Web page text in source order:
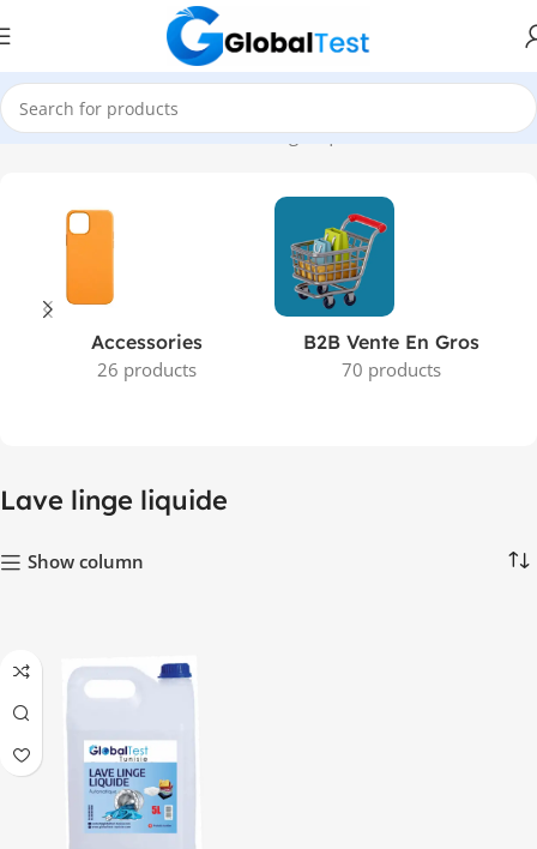
Accueil Produits identifiés “Lave linge liquide”
Accessories
26 products
B2B Vente En Gros
70 products
Lave linge liquide
Show column